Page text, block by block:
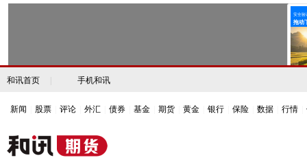
和讯首页 手机和讯
新闻 股票 评论 外汇 债券 基金 期货 黄金 银行 保险 数据 行情